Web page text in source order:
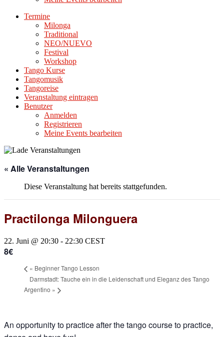
Termine
Milonga
Traditional
NEO/NUEVO
Festival
Workshop
Tango Kurse
Tangomusik
Tangoreise
Veranstaltung eintragen
Benutzer
Anmelden
Registrieren
Meine Events bearbeiten
« Alle Veranstaltungen
Diese Veranstaltung hat bereits stattgefunden.
Practilonga Milonguera
22. Juni @ 20:30 - 22:30 CEST
8€
« Beginner Tango Lesson
Darmstadt: Tauche ein in die Leidenschaft und Eleganz des Tango
Argentino »
An opportunity to practice after the tango course to practice,